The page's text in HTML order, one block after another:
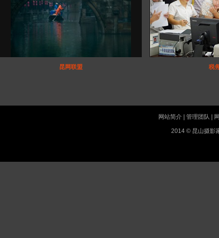
昆网联盟 税
网站简介| 管理团队
2014 © 昆山摄影